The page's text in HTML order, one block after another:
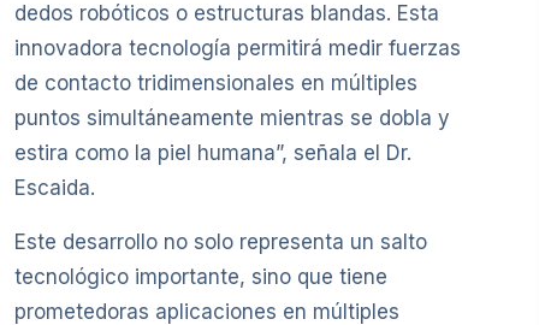
dedos robóticos o estructuras blandas. Esta
innovadora tecnología permitirá medir fuerzas
de contacto tridimensionales en múltiples
puntos simultáneamente mientras se dobla y
estira como la piel humana”, señala el Dr.
Escaida.
Este desarrollo no solo representa un salto
tecnológico importante, sino que tiene
prometedoras aplicaciones en múltiples